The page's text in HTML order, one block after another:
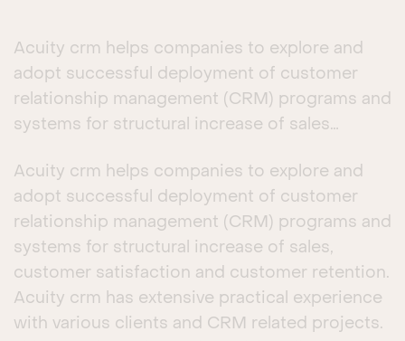
Acuity crm helps companies to explore and
adopt successful deployment of customer
relationship management (CRM) programs and
systems for structural increase of sales…
Acuity crm helps companies to explore and
adopt successful deployment of customer
relationship management (CRM) programs and
systems for structural increase of sales,
customer satisfaction and customer retention.
Acuity crm has extensive practical experience
with various clients and CRM related projects.